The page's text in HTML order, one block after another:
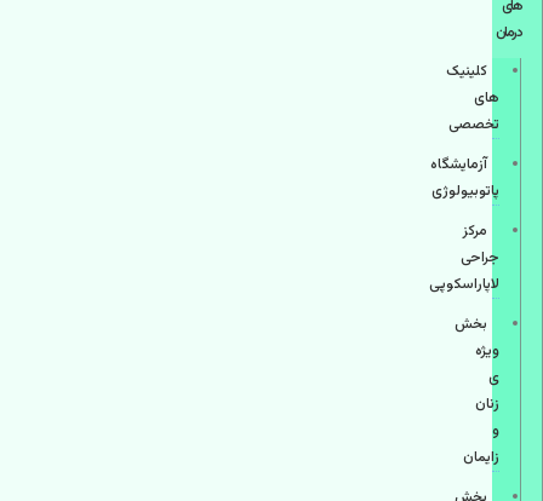
های
درمان
کلینیک
های
تخصصی
آزمایشگاه
پاتوبیولوژی
مرکز
جراحی
لاپاراسکوپی
بخش
ویژه
ی
زنان
و
زایمان